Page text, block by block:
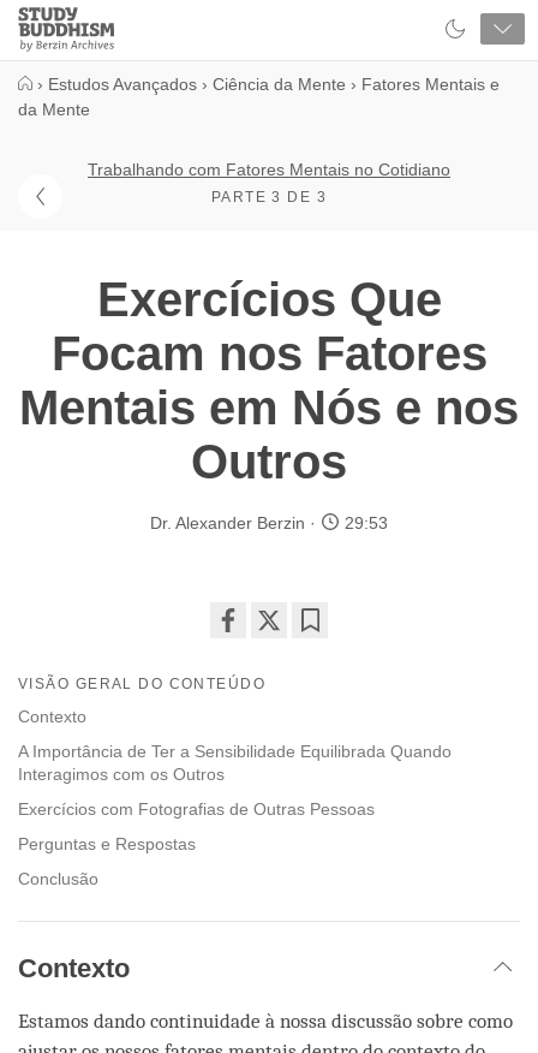
Close
Study
Buddhism
› Estudos Avançados › Ciência da Mente › Fatores Mentais e
da Mente
Trabalhando com Fatores Mentais no Cotidiano
PARTE 3 DE 3
Exercícios Que
Focam nos Fatores
Mentais em Nós e nos
Outros
Dr. Alexander Berzin 29:53
on
VISÃO GERAL DO CONTEÚDO
Contexto
A Importância de Ter a Sensibilidade Equilibrada Quando
Interagimos com os Outros
Exercícios com Fotografias de Outras Pessoas
Perguntas e Respostas
Conclusão
Contexto
Estamos dando continuidade à nossa discussão sobre como